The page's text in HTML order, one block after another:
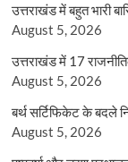
उत्तराखंड में बहुत भारी
August 5, 2026
उत्तराखंड में 17
August 5, 2026
बर्थ सर्टिफिकेट के बदले
August 5, 2026